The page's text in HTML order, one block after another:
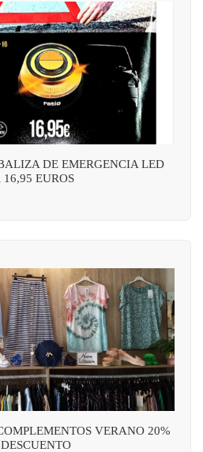
DE EMERGENCIA LED
16,95 EUROS
VERANO 20%